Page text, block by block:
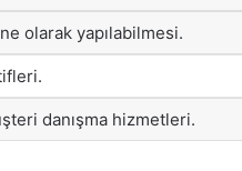
olarak yapılabilmesi.
danışma hizmetleri.